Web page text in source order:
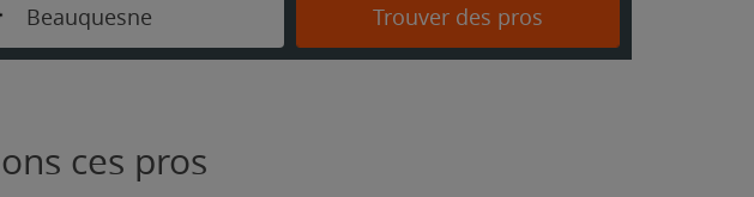
Beauquesne Trouver des pros
ces pros